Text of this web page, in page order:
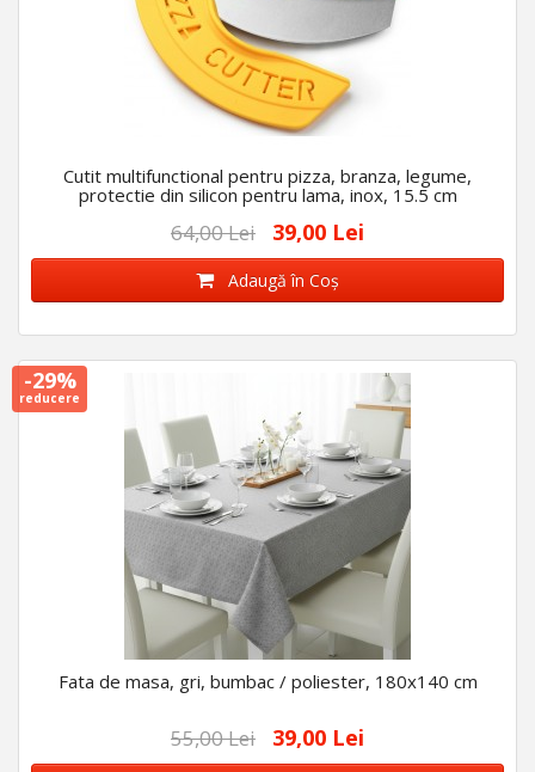
Cutit multifunctional pentru pizza, branza, legume,
protectie din silicon pentru lama, inox, 15.5 cm
64,00 Lei 39,00 Lei
Adaugă în Coş
-29%
reducere
Fata de masa, gri, bumbac / poliester, 180x140 cm
55,00 Lei 39,00 Lei